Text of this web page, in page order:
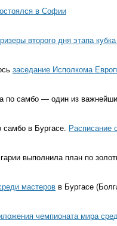
в Софии
второго дня этапа
заседание Исполкома
по самбо — один из
в Бургасе. Расписание
выполнила план по
мастеров в Бургасе
чемпионата мира